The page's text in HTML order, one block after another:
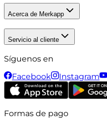
Acerca de Merkapp
Servicio al cliente
Síguenos en
Facebook
Instagram
Formas de pago